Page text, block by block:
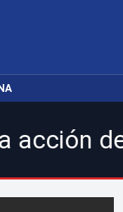
LDF,